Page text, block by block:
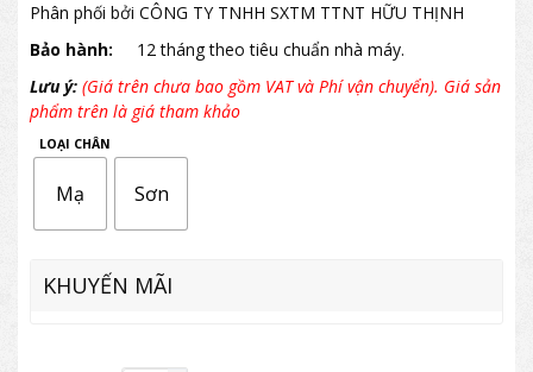
Phân phối bởi CÔNG TY TNHH SXTM TTNT HỮU THỊNH
Bảo hành:
12 tháng theo tiêu chuẩn nhà máy.
Lưu ý: (Giá trên chưa bao gồm VAT và Phí vận chuyển). Giá sản
phẩm trên là giá tham khảo
LOẠI CHÂN
Mạ Sơn
KHUYẾN MÃI